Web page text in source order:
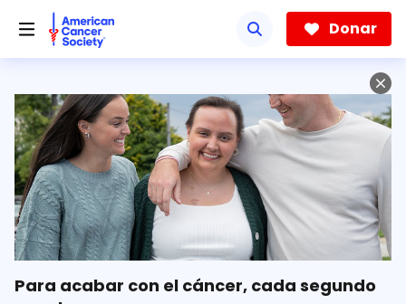
hacia
contenido
Donar
Para acabar con el cáncer, cada segundo